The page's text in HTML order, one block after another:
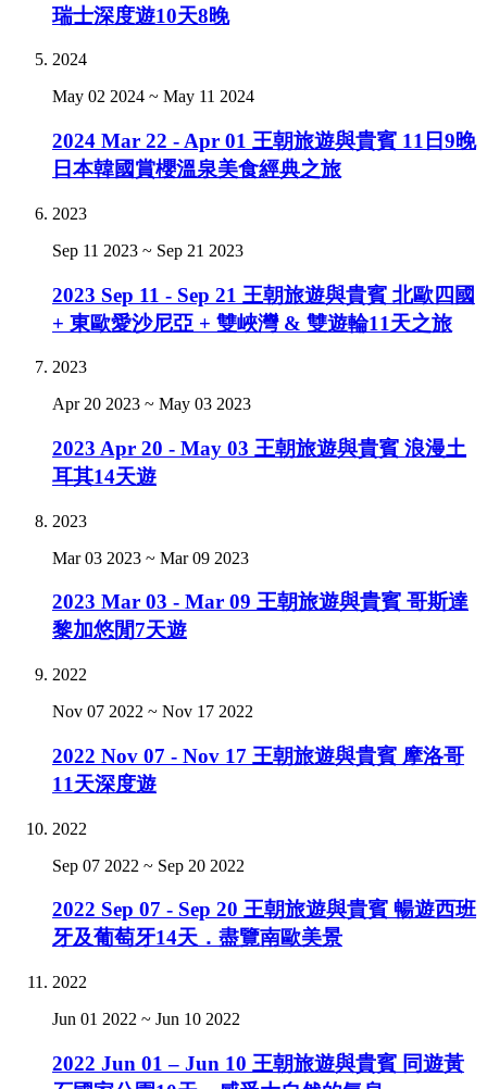
瑞士深度遊10天8晚
2024
May 02 2024 ~ May 11 2024
2024 Mar 22 - Apr 01 王朝旅遊與貴賓 11日9晚
日本韓國賞櫻溫泉美食經典之旅
2023
Sep 11 2023 ~ Sep 21 2023
2023 Sep 11 - Sep 21 王朝旅遊與貴賓 北歐四國
+ 東歐愛沙尼亞 + 雙峽灣 & 雙遊輪11天之旅
2023
Apr 20 2023 ~ May 03 2023
2023 Apr 20 - May 03 王朝旅遊與貴賓 浪漫土
耳其14天遊
2023
Mar 03 2023 ~ Mar 09 2023
2023 Mar 03 - Mar 09 王朝旅遊與貴賓 哥斯達
黎加悠閒7天遊
2022
Nov 07 2022 ~ Nov 17 2022
2022 Nov 07 - Nov 17 王朝旅遊與貴賓 摩洛哥
11天深度遊
2022
Sep 07 2022 ~ Sep 20 2022
2022 Sep 07 - Sep 20 王朝旅遊與貴賓 暢遊西班
牙及葡萄牙14天．盡覽南歐美景
2022
Jun 01 2022 ~ Jun 10 2022
2022 Jun 01 – Jun 10 王朝旅遊與貴賓 同遊黃